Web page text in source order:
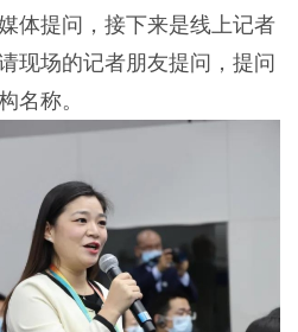
体提问，接下来是线上记者
现场的记者朋友提问，提问
名称。